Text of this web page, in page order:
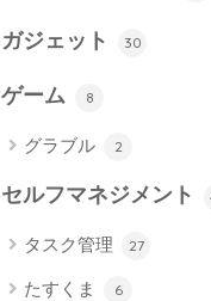
ガジェット 30
ゲーム 8
グラブル 2
セルフマネジメント
タスク管理 27
たすくま 6